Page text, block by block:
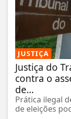
JUSTIÇA
Justiça do
contra o
de...
Prática ilegal
de eleições